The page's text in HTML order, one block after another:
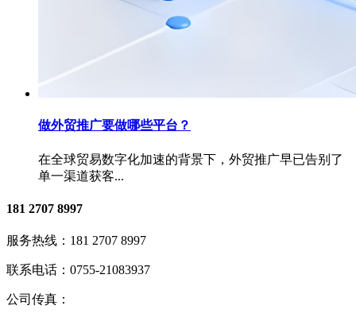
做外贸推广要做哪些平台？
在全球贸易数字化加速的背景下，外贸推广早已告别了
单一渠道获客...
181 2707 8997
服务热线： 181 2707 8997
联系电话： 0755-21083937
公司传真：